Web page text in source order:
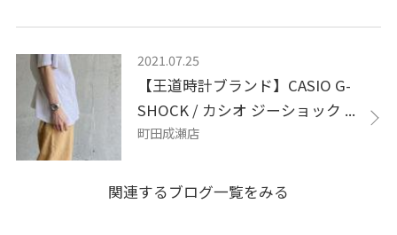
2021.07.25
【王道時計ブランド】CASIO G-
SHOCK / カシオ ジーショック ...
町田成瀬店
関連するブログ一覧をみる